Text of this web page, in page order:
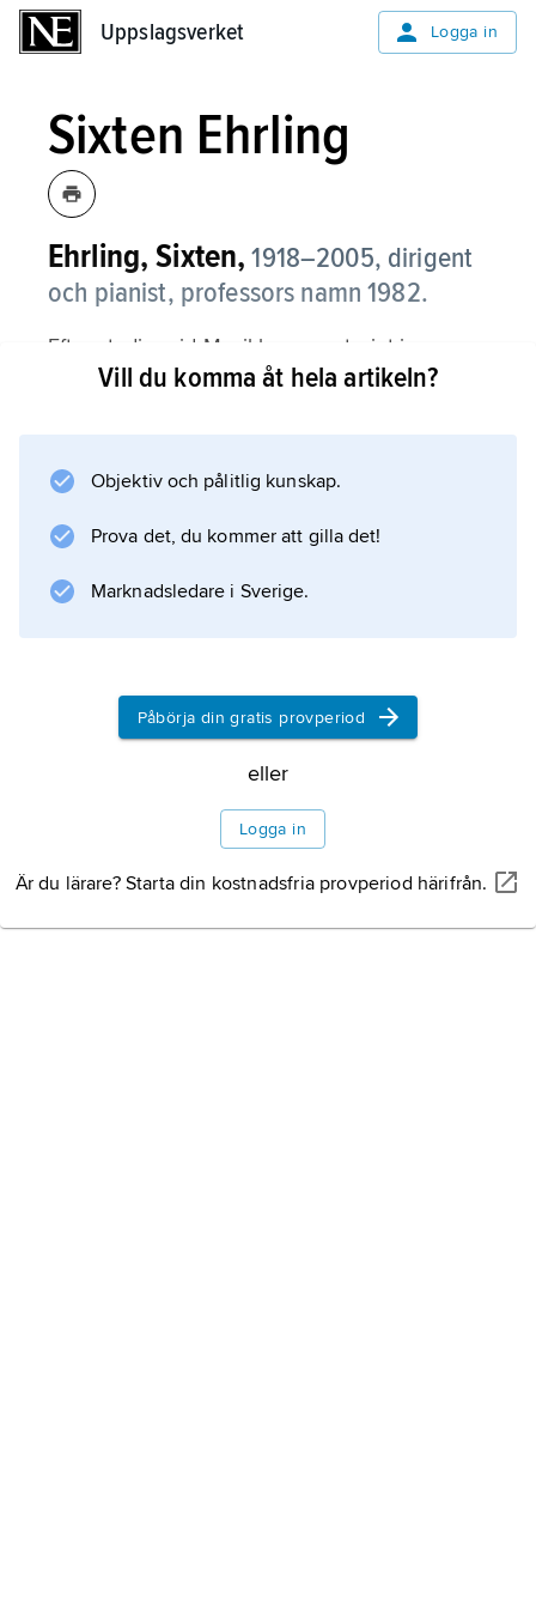
Uppslagsverket Logga in
Sixten Ehrling
Ehrling, Sixten, 1918–2005, dirigent
och pianist, professors namn 1982.
Efter studier vid Musikkonservatoriet i
Stockholm för bl.a. Tor Mann anställdes
Böhm och Albert Wolff (1884–1970). Vid
och var förste kapellmästare 1953–60 (förste
var Ehrling verksam främst under
Information om artikeln
Vill du komma åt hela artikeln?
Objektiv och pålitlig kunskap.
Prova det, du kommer att gilla det!
Marknadsledare i Sverige.
Påbörja din gratis provperiod
eller
Logga in
Är du lärare? Starta din kostnadsfria provperiod härifrån.